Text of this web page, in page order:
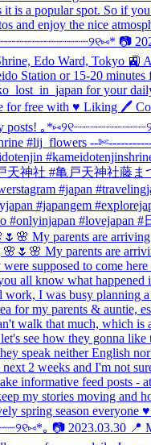
My parents are arriving